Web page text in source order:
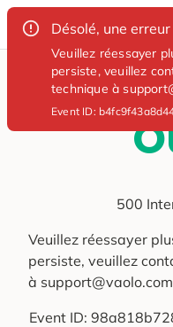
Désolé, une
Veuillez réessayer
persiste, veuillez
technique à
Event ID:
500
Veuillez réessayer
persiste, veuillez
à
Event ID: